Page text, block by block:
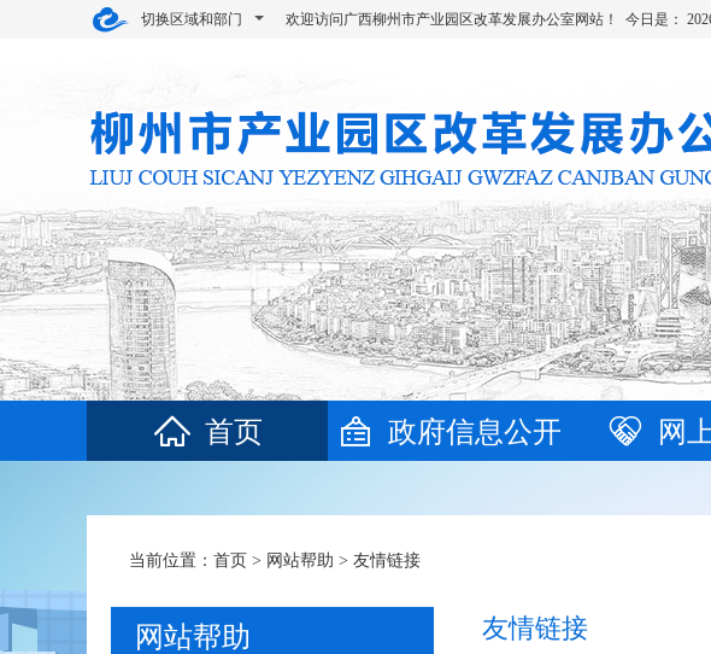
切换区域和部门 欢迎访问广西柳州市产业园区改革发展办公室网站！ 今日是：
首页 政府信息公开 网
当前位置： 首页 > 网站帮助 > 友情链接
网站帮助 友情链接